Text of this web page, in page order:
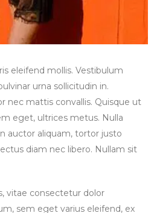
eleifend mollis. Vestibulum
urna sollicitudin in.
nec mattis convallis. Quisque ut
eget, ultrices metus. Nulla
auctor aliquam, tortor justo
diam nec libero. Nullam sit
vitae consectetur dolor
sem eget varius eleifend, ex